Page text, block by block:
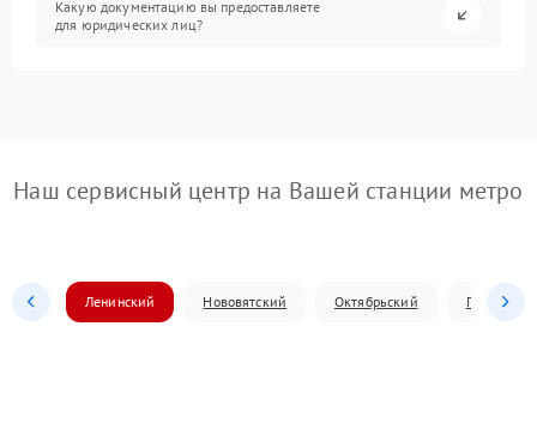
Какую документацию вы предоставляете
для юридических лиц?
Наш сервисный центр на Вашей станции метро
Ленинский Нововятский Октябрьский